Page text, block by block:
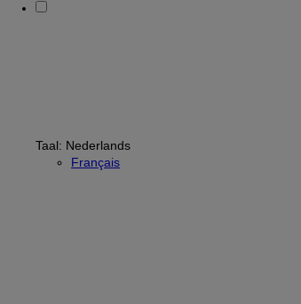
Taal: Nederlands
Français